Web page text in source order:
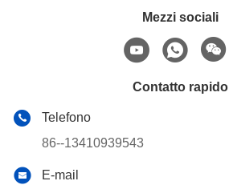
Mezzi sociali
Contatto rapido
Telefono
86--13410939543
E-mail